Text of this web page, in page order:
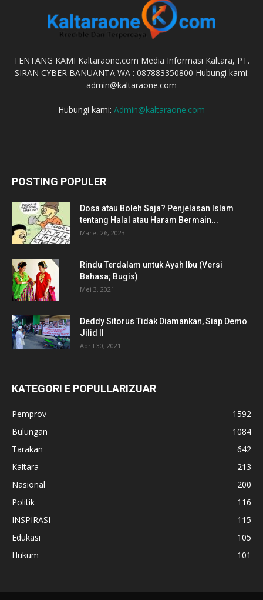
TENTANG KAMI Kaltaraone.com Media Informasi Kaltara, PT.
SIRAN CYBER BANUANTA WA : 087883350800 Hubungi kami:
admin@kaltaraone.com
Hubungi kami: Admin@kaltaraone.com
POSTING POPULER
Dosa atau Boleh Saja? Penjelasan Islam
tentang Halal atau Haram Bermain...
Maret 26, 2023
Rindu Terdalam untuk Ayah Ibu (Versi
Bahasa; Bugis)
Mei 3, 2021
Deddy Sitorus Tidak Diamankan, Siap Demo
Jilid II
April 30, 2021
KATEGORI E POPULLARIZUAR
Pemprov
1592
Bulungan
1084
Tarakan
642
Kaltara
213
Nasional
200
Politik
116
INSPIRASI
115
Edukasi
105
Hukum
101